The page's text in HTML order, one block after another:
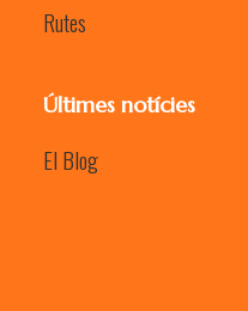
Rutes
Últimes notícies
El Blog